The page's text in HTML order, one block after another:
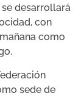
desarrollará
con
como
sede de